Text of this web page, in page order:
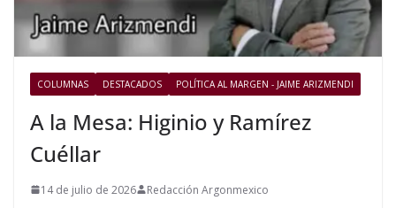
COLUMNAS DESTACADOS POLÍTICA AL MARGEN - JAIME ARIZMENDI
A la Mesa: Higinio y Ramírez
Cuéllar
14 de julio de 2026 Redacción Argonmexico